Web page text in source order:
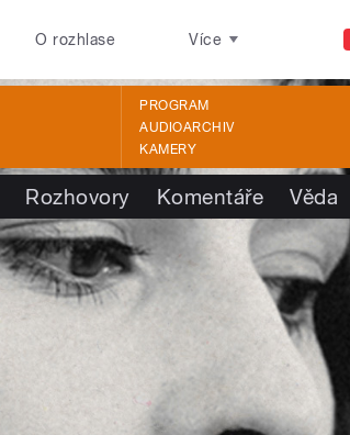
O rozhlase Více
PROGRAM
AUDIOARCHIV
KAMERY
Rozhovory Komentáře Věda